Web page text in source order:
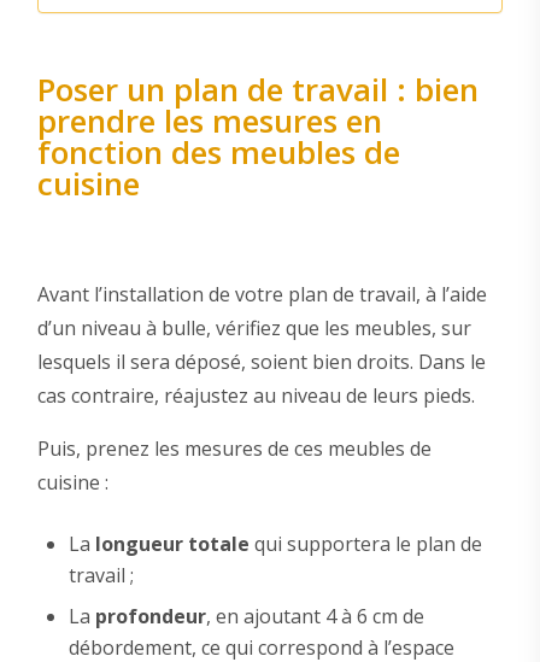
Poser un plan de travail : bien
prendre les mesures en
fonction des meubles de
cuisine
Avant l’installation de votre plan de travail, à l’aide
d’un niveau à bulle, vérifiez que les meubles, sur
lesquels il sera déposé, soient bien droits. Dans le
cas contraire, réajustez au niveau de leurs pieds.
Puis, prenez les mesures de ces meubles de
cuisine :
La longueur totale qui supportera le plan de
travail ;
La profondeur, en ajoutant 4 à 6 cm de
débordement, ce qui correspond à l’espace